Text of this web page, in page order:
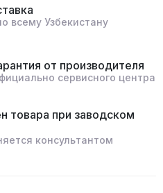
всему Узбекистану
от производителя
сервисного центра
товара при заводском
консультантом